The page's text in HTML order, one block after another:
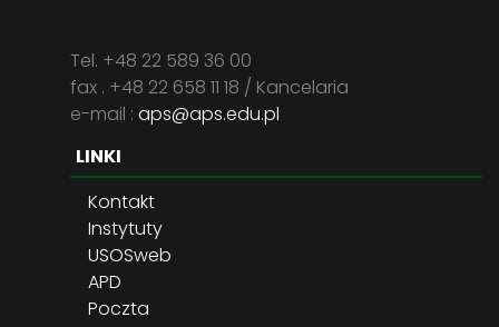
Tel. +48 22 589 36 00
fax . +48 22 658 11 18 / Kancelaria
e-mail : aps@aps.edu.pl
LINKI
Kontakt
Instytuty
USOSweb
APD
Poczta